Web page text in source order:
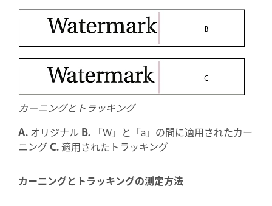
カーニングとトラッキング
A. オリジナル B. 「W」と「a」の間に適用されたカー
ニングC.適用されたトラッキング
カーニングとトラッキングの測定方法